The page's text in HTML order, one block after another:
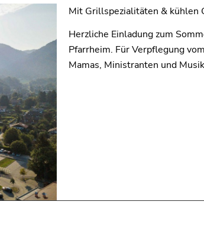
Mit Grillspezialitäten & kühlen
Herzliche Einladung zum
Pfarrheim. Für Verpflegung
Mamas, Ministranten und